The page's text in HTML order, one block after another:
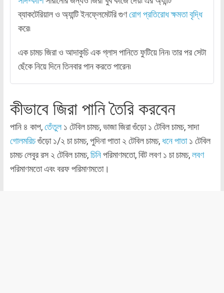
ব্যাকটেরিয়াল ও অ্যান্টি ইনফ্লেমেটরি গুণরোগ প্রতিরোধ ক্ষমতা বৃদ্ধি
করে৷
এক চামচ জিরা ও আদাকুচি এক গ্লাস পানিতে ফুটিয়ে নিন৷ তার পর সেটা
ছেঁকে নিয়ে দিনে তিনবার পান করতে পারেন৷
কীভাবে জিরা পানি তৈরি করবেন
পানি ৪ কাপ,তেঁতুল১ টেবিল চামচ, ভাজা জিরা গুঁড়ো ১ টেবিল চামচ, সাদা
গোলমরিচগুঁড়ো ১/২ চা চামচ, পুদিনা পাতা ২ টেবিল চামচ, ধনে পাতা১ টেবিল
চামচ লেবুর রস ২ টেবিল চামচ,চিনিপরিমাণমতো, বিট লবণ ১ চা চামচ,লবণ
পরিমাণমতো এবং বরফ পরিমাণমতো।